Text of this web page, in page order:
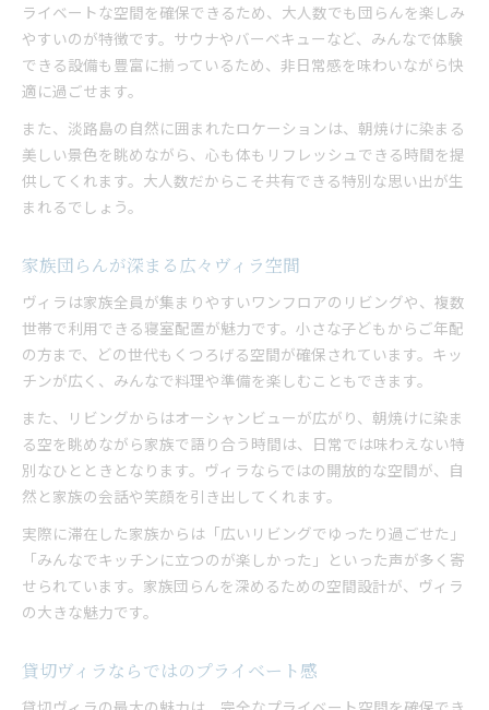
ライベートな空間を確保できるため、大人数でも団らんを楽しみ
やすいのが特徴です。サウナやバーベキューなど、みんなで体験
できる設備も豊富に揃っているため、非日常感を味わいながら快
適に過ごせます。
また、淡路島の自然に囲まれたロケーションは、朝焼けに染まる
美しい景色を眺めながら、心も体もリフレッシュできる時間を提
供してくれます。大人数だからこそ共有できる特別な思い出が生
まれるでしょう。
家族団らんが深まる広々ヴィラ空間
ヴィラは家族全員が集まりやすいワンフロアのリビングや、複数
世帯で利用できる寝室配置が魅力です。小さな子どもからご年配
の方まで、どの世代もくつろげる空間が確保されています。キッ
チンが広く、みんなで料理や準備を楽しむこともできます。
また、リビングからはオーシャンビューが広がり、朝焼けに染ま
る空を眺めながら家族で語り合う時間は、日常では味わえない特
別なひとときとなります。ヴィラならではの開放的な空間が、自
然と家族の会話や笑顔を引き出してくれます。
実際に滞在した家族からは「広いリビングでゆったり過ごせた」
「みんなでキッチンに立つのが楽しかった」といった声が多く寄
せられています。家族団らんを深めるための空間設計が、ヴィラ
の大きな魅力です。
貸切ヴィラならではのプライベート感